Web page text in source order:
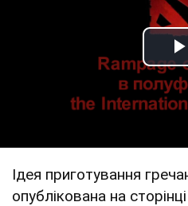
Ідея приготування
опублікована на